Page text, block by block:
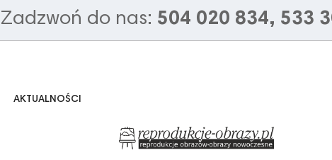
Zadzwoń do nas: 504 020 834, 533
AKTUALNOŚCI